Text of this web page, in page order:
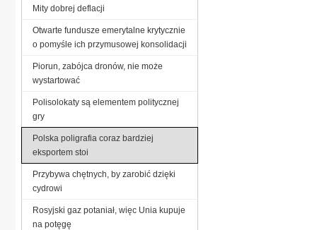
Mity dobrej deflacji
Otwarte fundusze emerytalne krytycznie
o pomyśle ich przymusowej konsolidacji
Piorun, zabójca dronów, nie może
wystartować
Polisolokaty są elementem politycznej
gry
Polska poligrafia coraz bardziej
eksportem stoi
Przybywa chętnych, by zarobić dzięki
cydrowi
Rosyjski gaz potaniał, więc Unia kupuje
na potęgę